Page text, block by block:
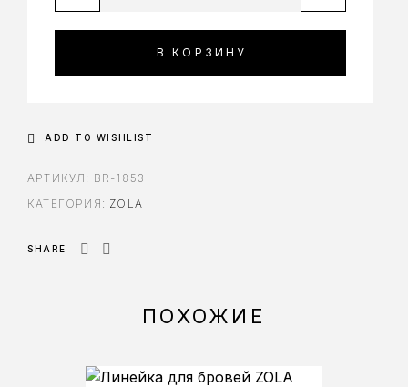
В КОРЗИНУ
ADD TO WISHLIST
АРТИКУЛ: BR-1853
КАТЕГОРИЯ: ZOLA
SHARE
ПОХОЖИЕ